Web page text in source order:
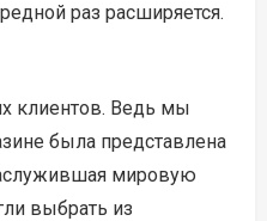
раз расширяется.
клиентов. Ведь мы
была представлена
мировую
выбрать из